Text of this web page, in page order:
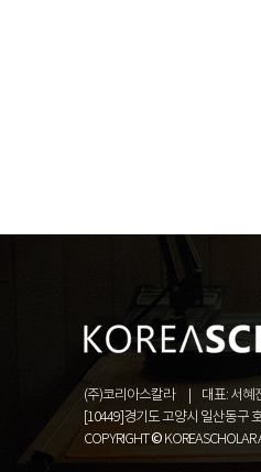
(주)코리아스칼라 대표: 서혜
[10449]경기도 고양시 일산동구
COPYRIGHT © KOREASCHOLAR